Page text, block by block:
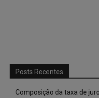
Posts Recentes
Composição da taxa de